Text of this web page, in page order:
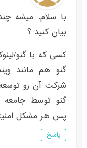
با سلام. میشه
بیان کنید ؟
کسی که با گنو/
گنو هم مانند
شرکت آن رو
گنو توسط جامعه
پس هر مشکل
پاسخ